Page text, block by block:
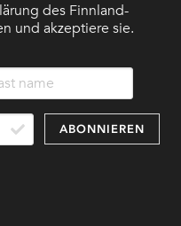
des Finnland-
und akzeptiere sie.
ABONNIEREN